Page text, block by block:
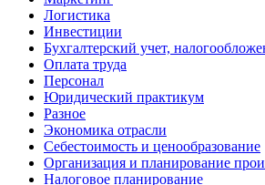
Логистика
Инвестиции
Бухгалтерский учет,
Оплата труда
Персонал
Юридический практикум
Разное
Экономика отрасли
Себестоимость и ценообразование
Организация и планирование
Налоговое планирование